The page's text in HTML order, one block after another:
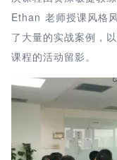
Ethan 老师授课风格
了大量的实战案例，
课程的活动留影。